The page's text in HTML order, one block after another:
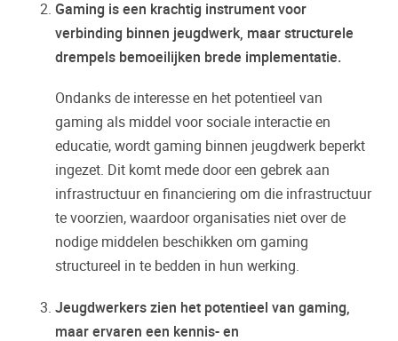
Gaming is een krachtig instrument voor
verbinding binnen jeugdwerk, maar structurele
drempels bemoeilijken brede implementatie.
Ondanks de interesse en het potentieel van
gaming als middel voor sociale interactie en
educatie, wordt gaming binnen jeugdwerk beperkt
ingezet. Dit komt mede door een gebrek aan
infrastructuur en financiering om die infrastructuur
te voorzien, waardoor organisaties niet over de
nodige middelen beschikken om gaming
structureel in te bedden in hun werking.
Jeugdwerkers zien het potentieel van gaming,
maar ervaren een kennis- en